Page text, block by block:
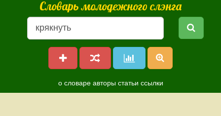
Словарь молодежного слэнга
о словаре авторы статьи ссылки